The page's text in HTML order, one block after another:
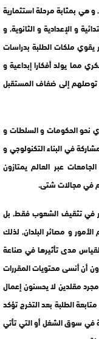
هي بمثابة مرحلة استثمارية
و الإعدادية و الثانوية, و
يقوي ملكات الطلبة بدراسات
يولد أفكارا إبداعية و
توصلهم إلى ضفاف المستقبل
نحو الحكومات و السلطات و
في البناء التكنولوجي و
عبر العالم يمتازون
في مجالات شتى.
في تثقيف الشعوب فقط, بل
و مصائر البلدان, لذلك
مدى تأثيرها في صناعة
أن أنسى محتويات المقررات
مقلدين لا يحسنون إعمال
الطلبة بعد التخرج تؤكد
في سوق الشغل أو التي تأتي